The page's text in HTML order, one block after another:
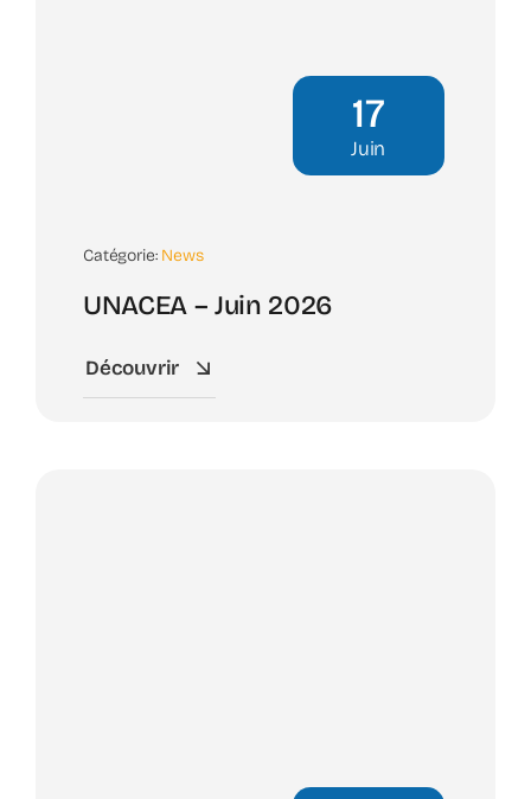
17
Juin
Catégorie: News
UNACEA – Juin 2026
Découvrir